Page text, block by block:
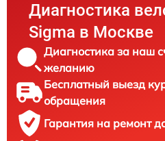
Диагностика
Sigma в Москве
Диагностика за наш
желанию
Бесплатный выезд
обращения
Гарантия на ремонт